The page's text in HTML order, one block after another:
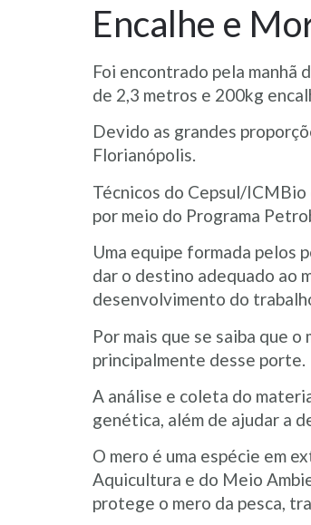
Encalhe e
Foi encontrado pela manhã
de 2,3 metros e 200kg
Devido as grandes
Florianópolis.
Técnicos do Cepsul/
por meio do Programa
Uma equipe formada pelos
dar o destino adequado ao
desenvolvimento do
Por mais que se saiba que
principalmente desse porte.
A análise e coleta do
genética, além de ajudar a
O mero é uma espécie em
Aquicultura e do Meio
protege o mero da pesca,